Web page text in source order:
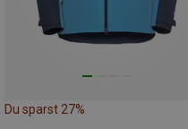
Du sparst 27%